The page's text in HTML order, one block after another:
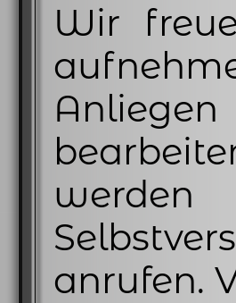
Wir
werden
anrufen.